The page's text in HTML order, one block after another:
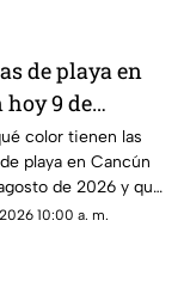
de playa en
hoy 9 de
el color
color tienen las
playa en Cancún
de 2026 y qué
los visitantes.
10:00 a. m.